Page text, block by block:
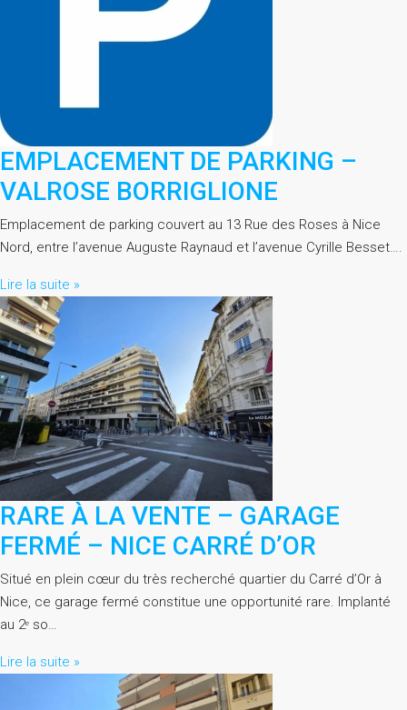
EMPLACEMENT DE PARKING –
VALROSE BORRIGLIONE
Emplacement de parking couvert au 13 Rue des Roses à Nice
Nord, entre l’avenue Auguste Raynaud et l’avenue Cyrille Besset….
Lire la suite »
RARE À LA VENTE – GARAGE
FERMÉ – NICE CARRÉ D’OR
Situé en plein cœur du très recherché quartier du Carré d’Or à
Nice, ce garage fermé constitue une opportunité rare. Implanté
au 2ᵉ so…
Lire la suite »